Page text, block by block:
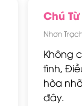
Chú
Nhơn
Không
tình,
hòa
đây.